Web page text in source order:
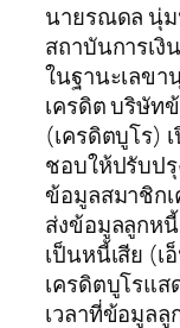
นายรณดล นุ่ม
สถาบันการเงิ
ในฐานะเลข
เครดิต บริษัท
(เครดิตบูโร)
ชอบให้ปรับปรุ
ข้อมูลสมาชิก
ส่งข้อมูลลูกห
เป็นหนี้เสีย (เ
เครดิตบูโรแ
เวลาที่ข้อมูล